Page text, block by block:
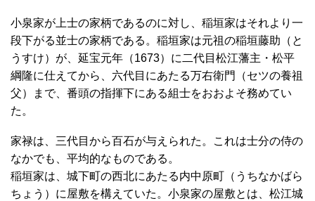
小泉家が上士の家柄であるのに対し、稲垣家はそれより一
段下がる並士の家柄である。稲垣家は元祖の稲垣藤助（と
うすけ）が、延宝元年（1673）に二代目松江藩主・松平
綱隆に仕えてから、六代目にあたる万右衛門（セツの養祖
父）まで、番頭の指揮下にある組士をおおよそ務めてい
た。
家禄は、三代目から百石が与えられた。これは士分の侍の
なかでも、平均的なものである。
稲垣家は、城下町の西北にあたる内中原町（うちなかばら
ちょう）に屋敷を構えていた。小泉家の屋敷とは、松江城